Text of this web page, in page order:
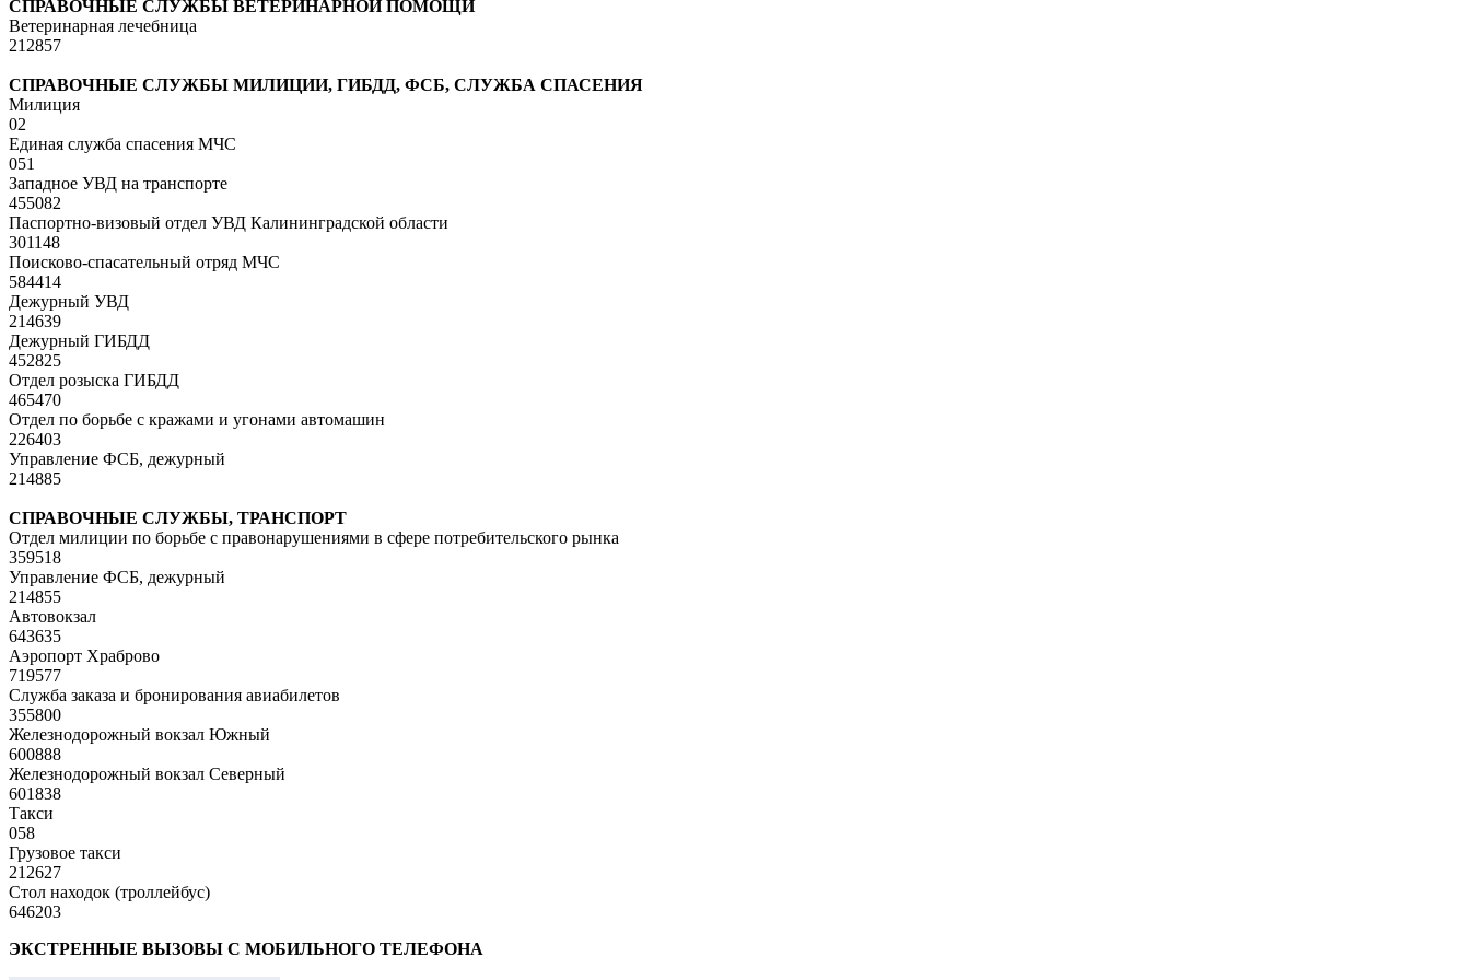
СПРАВОЧНЫЕ СЛУЖБЫ ВЕТЕРИНАРНОЙ ПОМОЩИ
Ветеринарная лечебница
212857
СПРАВОЧНЫЕ СЛУЖБЫ МИЛИЦИИ, ГИБДД, ФСБ, СЛУЖБА СПАСЕНИЯ
Милиция
02
Единая служба спасения МЧС
051
Западное УВД на транспорте
455082
Паспортно-визовый отдел УВД Калининградской области
301148
Поисково-спасательный отряд МЧС
584414
Дежурный УВД
214639
Дежурный ГИБДД
452825
Отдел розыска ГИБДД
465470
Отдел по борьбе с кражами и угонами автомашин
226403
Управление ФСБ, дежурный
214885
СПРАВОЧНЫЕ СЛУЖБЫ, ТРАНСПОРТ
Отдел милиции по борьбе с правонарушениями в сфере потребительского рынка
359518
Управление ФСБ, дежурный
214855
Автовокзал
643635
Аэропорт Храброво
719577
Служба заказа и бронирования авиабилетов
355800
Железнодорожный вокзал Южный
600888
Железнодорожный вокзал Северный
601838
Такси
058
Грузовое такси
212627
Стол находок (троллейбус)
646203
ЭКСТРЕННЫЕ ВЫЗОВЫ С МОБИЛЬНОГО ТЕЛЕФОНА